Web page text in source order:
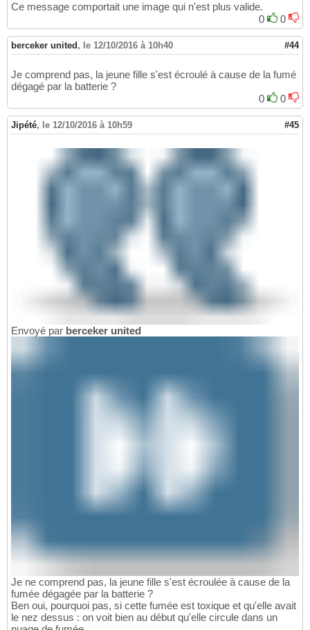
Ce message comportait une image qui n'est plus valide.
0
0
berceker united , le 12/10/2016 à 10h40 #44
Je comprend pas, la jeune fille s'est écroulé à cause de la fumé
dégagé par la batterie ?
0
0
Jipété, le 12/10/2016 à 10h59 #45
Envoyé par berceker united
Je ne comprend pas, la jeune fille s'est écroulée à cause de la
fumée dégagée par la batterie ?
Ben oui, pourquoi pas, si cette fumée est toxique et qu'elle avait
le nez dessus : on voit bien au début qu'elle circule dans un